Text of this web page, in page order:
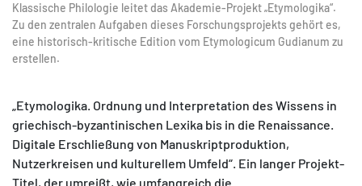
Klassische Philologie leitet das Akademie-Projekt „Etymologika“.
Zu den zentralen Aufgaben dieses Forschungsprojekts gehört es,
eine historisch-kritische Edition vom Etymologicum Gudianum zu
erstellen.
„Etymologika. Ordnung und Interpretation des Wissens in
griechisch-byzantinischen Lexika bis in die Renaissance.
Digitale Erschließung von Manuskriptproduktion,
Nutzerkreisen und kulturellem Umfeld“. Ein langer Projekt-
Titel, der umreißt, wie umfangreich die